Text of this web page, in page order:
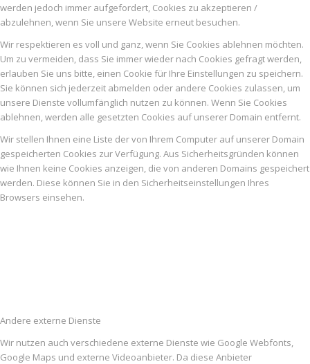
werden jedoch immer aufgefordert, Cookies zu akzeptieren /
abzulehnen, wenn Sie unsere Website erneut besuchen.
Wir respektieren es voll und ganz, wenn Sie Cookies ablehnen möchten.
Um zu vermeiden, dass Sie immer wieder nach Cookies gefragt werden,
erlauben Sie uns bitte, einen Cookie für Ihre Einstellungen zu speichern.
Sie können sich jederzeit abmelden oder andere Cookies zulassen, um
unsere Dienste vollumfänglich nutzen zu können. Wenn Sie Cookies
ablehnen, werden alle gesetzten Cookies auf unserer Domain entfernt.
Wir stellen Ihnen eine Liste der von Ihrem Computer auf unserer Domain
gespeicherten Cookies zur Verfügung. Aus Sicherheitsgründen können
wie Ihnen keine Cookies anzeigen, die von anderen Domains gespeichert
werden. Diese können Sie in den Sicherheitseinstellungen Ihres
Browsers einsehen.
Andere externe Dienste
Wir nutzen auch verschiedene externe Dienste wie Google Webfonts,
Google Maps und externe Videoanbieter. Da diese Anbieter